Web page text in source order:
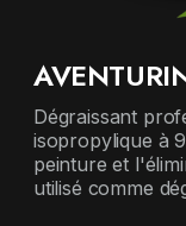
Dégraissant
isopropylique à
peinture et
utilisé comme